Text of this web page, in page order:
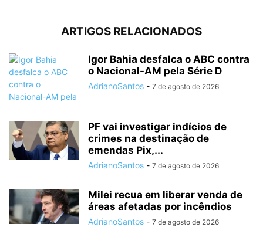
ARTIGOS RELACIONADOS
Igor Bahia desfalca o ABC contra
o Nacional-AM pela Série D
AdrianoSantos - 7 de agosto de 2026
PF vai investigar indícios de
crimes na destinação de
emendas Pix,...
AdrianoSantos - 7 de agosto de 2026
Milei recua em liberar venda de
áreas afetadas por incêndios
AdrianoSantos - 7 de agosto de 2026